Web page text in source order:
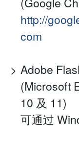
http://
com
Adobe
(Microsoft
10 及 11)
可通过